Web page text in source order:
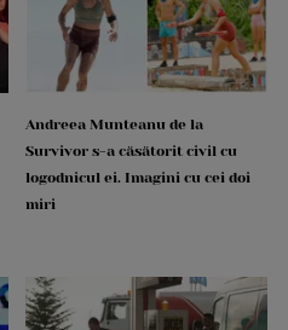
Andreea Munteanu de la
Survivor s-a căsătorit civil cu
logodnicul ei. Imagini cu cei doi
miri